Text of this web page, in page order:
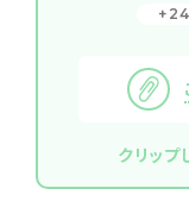
24
クリップ